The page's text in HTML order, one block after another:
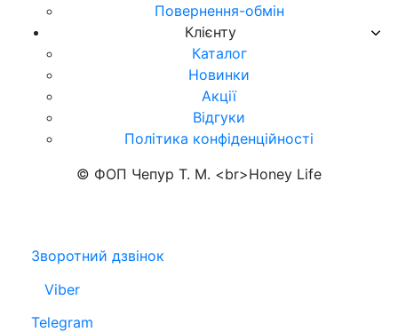
Повернення-обмін
Клієнту
Каталог
Новинки
Акції
Відгуки
Політика конфіденційності
© ФОП Чепур Т. М. <br>Honey Life
Зворотний дзвінок
Viber
Telegram